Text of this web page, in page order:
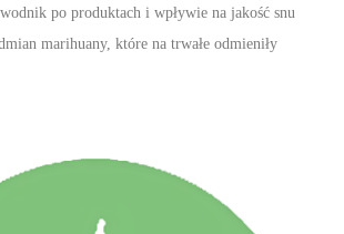
po produktach i wpływie na jakość snu
marihuany, które na trwałe odmieniły